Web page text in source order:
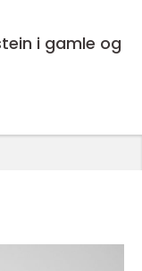
i gamle og